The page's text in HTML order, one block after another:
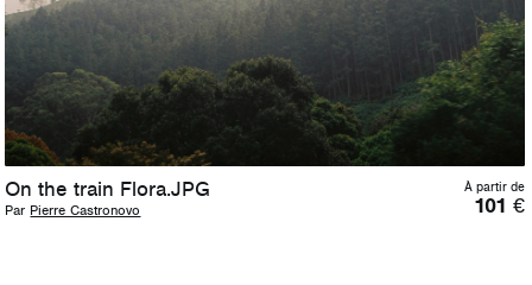
On the train Flora.JPG
Par Pierre Castronovo
À partir de
101€